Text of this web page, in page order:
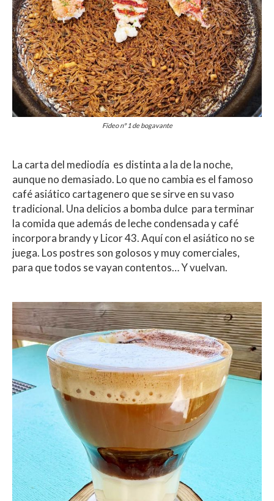
Fideo nº 1 de bogavante
La carta del mediodía es distinta a la de la noche,
aunque no demasiado. Lo que no cambia es el famoso
café asiático cartagenero que se sirve en su vaso
tradicional. Una delicios a bomba dulce para terminar
la comida que además de leche condensada y café
incorpora brandy y Licor 43. Aquí con el asiático no se
juega. Los postres son golosos y muy comerciales,
para que todos se vayan contentos… Y vuelvan.